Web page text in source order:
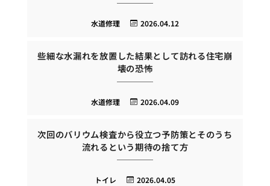
2026.04.12
水道修理
些細な水漏れを放置した結果として訪れる住宅崩
壊の恐怖
2026.04.09
水道修理
次回のバリウム検査から役立つ予防策とそのうち
流れるという期待の捨て方
2026.04.05
トイレ